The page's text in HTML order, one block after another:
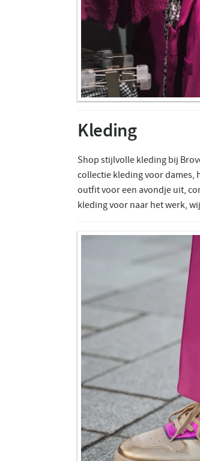
Kleding
Shop stijlvolle kleding bij
collectie kleding voor dames,
outfit voor een avondje uit,
kleding voor naar het werk,